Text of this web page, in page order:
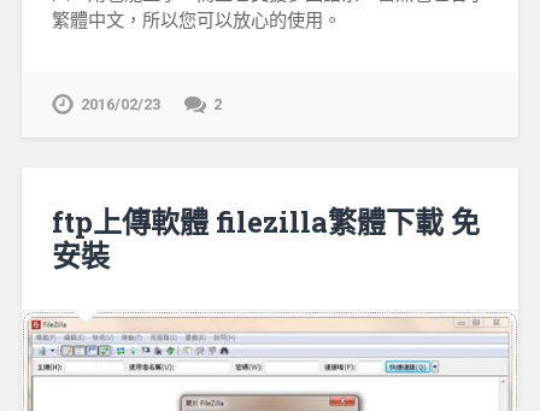
繁體中文，所以您可以放心的使用。
2016/02/23 2
ftp上傳軟體 filezilla繁體下載 免
安裝